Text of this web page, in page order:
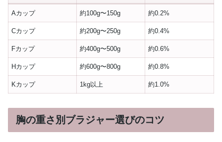
Aカップ 約100g〜150g 約0.2%
Cカップ 約200g〜250g 約0.4%
Fカップ 約400g〜500g 約0.6%
Hカップ 約600g〜800g 約0.8%
Kカップ 1kg以上 約1.0%
胸の重さ別ブラジャー選びのコツ